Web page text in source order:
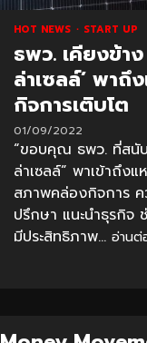
HOT NEWS START UP
ธพว. เคียงข้าง
ล่าเซลล์’ พา
กิจการเติบโต
01/09/2022
“ขอบคุณ ธพว. ที่สนั
ล่าเซลล์” พาเข้าถึงแ
สภาพคล่องกิจการ ค
ปรึกษา แนะนำธุรกิจ
มีประสิทธิภาพ... อ่านต่